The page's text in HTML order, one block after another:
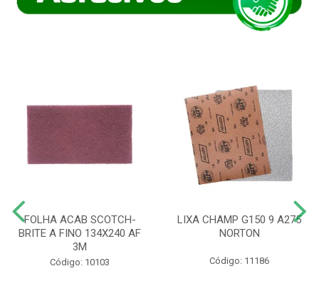
FOLHA ACAB SCOTCH-
BRITE A FINO 134X240 AF
3M
Código: 10103
LIXA CHAMP G150 9 A275
NORTON
Código: 11186